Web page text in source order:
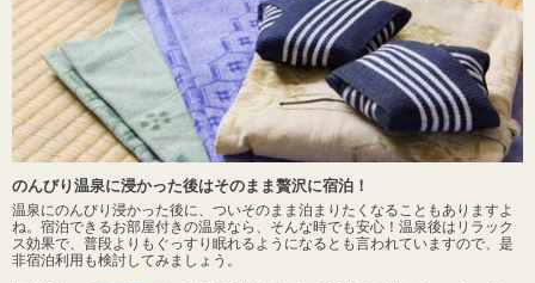
のんびり温泉に浸かった後はそのまま贅沢に宿泊！
温泉にのんびり浸かった後に、ついそのまま泊まりたくなることもありますよ
ね。宿泊できるお部屋付きの温泉なら、そんな時でも安心！温泉後はリラック
ス効果で、普段よりもぐっすり眠れるようになるとも言われていますので、是
非宿泊利用も検討してみましょう。